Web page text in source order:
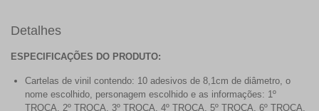
Detalhes
ESPECIFICAÇÕES DO PRODUTO:
Cartelas de vinil contendo: 10 adesivos de 8,1cm de diâmetro, o
nome escolhido, personagem escolhido e as informações: 1º
TROCA, 2º TROCA, 3º TROCA, 4º TROCA, 5º TROCA, 6º TROCA,